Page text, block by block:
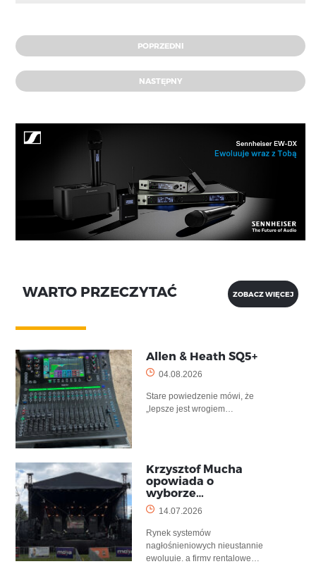
POPRZEDNI
NASTĘPNY
WARTO PRZECZYTAĆ ZOBACZ WIĘCEJ
Allen & Heath SQ5+
04.08.2026
Stare powiedzenie mówi, że
„lepsze jest wrogiem…
Krzysztof Mucha
opowiada o
wyborze…
14.07.2026
Rynek systemów
nagłośnieniowych nieustannie
ewoluuje, a firmy rentalowe…